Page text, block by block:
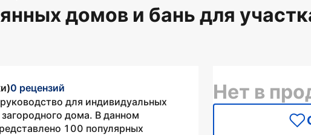
домов и бань для
0 рецензий
для индивидуальных
дома. В данном
100 популярных
Нет в